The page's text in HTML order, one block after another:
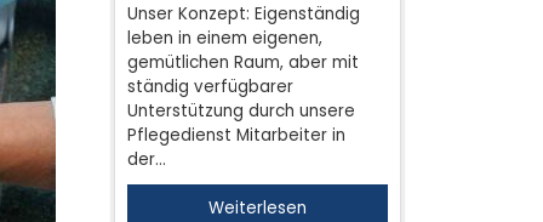
Unser Konzept: Eigenständig
leben in einem eigenen,
gemütlichen Raum, aber mit
ständig verfügbarer
Unterstützung durch unsere
Pflegedienst Mitarbeiter in
der…
Weiterlesen